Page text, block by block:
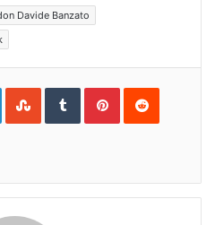
Davide Banzato
LinkedInStumbleUpon
TumblrPinterestReddit